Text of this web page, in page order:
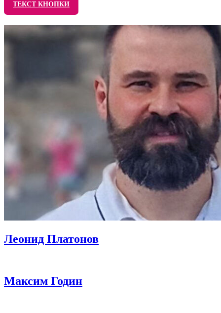
ТЕКСТ КНОПКИ
Леонид Платонов
Максим Годин